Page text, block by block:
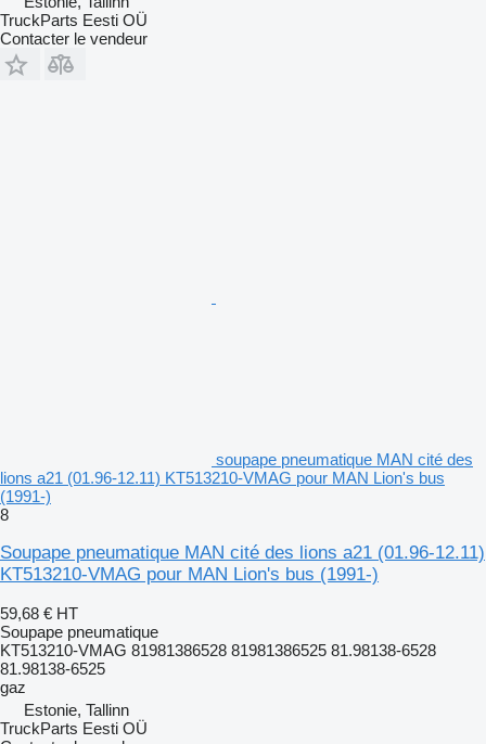
TruckParts Eesti OÜ
Contacter le vendeur
soupape pneumatique MAN cité des
lions a21 (01.96-12.11) KT513210-VMAG pour MAN Lion's bus
(1991-)
8
Soupape pneumatique MAN cité des lions a21 (01.96-12.11)
KT513210-VMAG pour MAN Lion's bus (1991-)
59,68 € HT
Soupape pneumatique
KT513210-VMAG 81981386528 81981386525 81.98138-6528
81.98138-6525
gaz
Estonie, Tallinn
TruckParts Eesti OÜ